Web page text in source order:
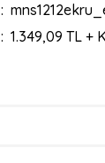
1.349,09 TL +